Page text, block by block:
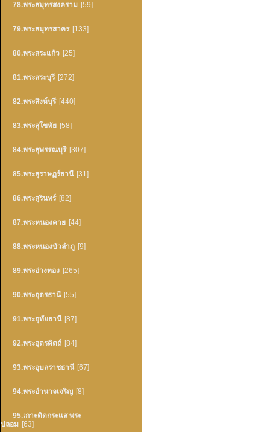
78.พระสมุทรสงคราม [59]
79.พระสมุทรสาคร [133]
80.พระสระแก้ว [25]
81.พระสระบุรี [272]
82.พระสิงห์บุรี [440]
83.พระสุโขทัย [58]
84.พระสุพรรณบุรี [307]
85.พระสุราษฏร์ธานี [31]
86.พระสุรินทร์ [82]
87.พระหนองคาย [44]
88.พระหนองบัวลำภู [9]
89.พระอ่างทอง [265]
90.พระอุดรธานี [55]
91.พระอุทัยธานี [87]
92.พระอุตรดิตถ์ [84]
93.พระอุบลราชธานี [67]
94.พระอำนาจเจริญ [8]
95.เกาะติดกระเเส พระ
ปลอม [63]